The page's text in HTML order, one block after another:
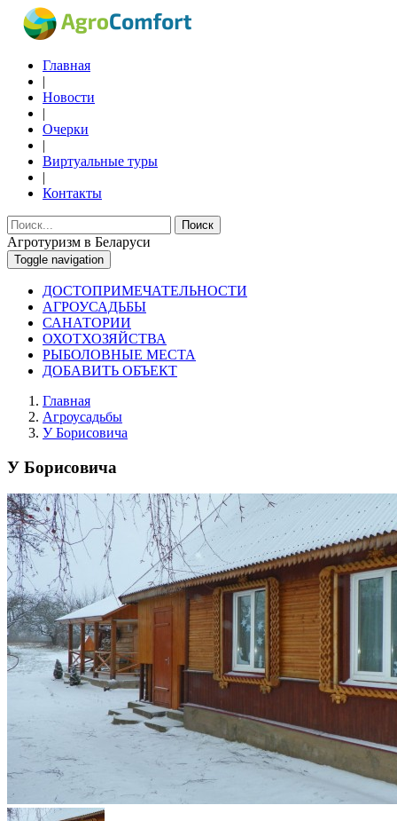
Главная
|
Новости
|
Очерки
|
Виртуальные туры
|
Контакты
Поиск
Агротуризм в Беларуси
Toggle navigation
ДОСТОПРИМЕЧАТЕЛЬНОСТИ
АГРОУСАДЬБЫ
САНАТОРИИ
ОХОТХОЗЯЙСТВА
РЫБОЛОВНЫЕ МЕСТА
ДОБАВИТЬ ОБЪЕКТ
Главная
Агроусадьбы
У Борисовича
У Борисовича